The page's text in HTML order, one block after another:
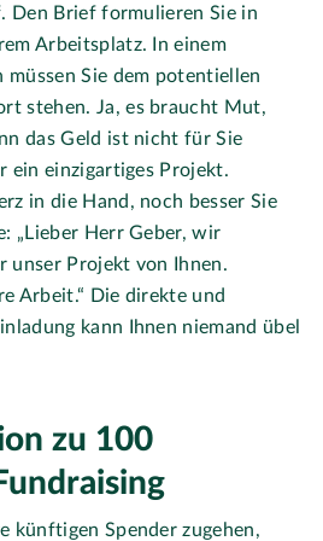
Den Brief formulieren Sie in
Arbeitsplatz. In einem
müssen Sie dem potentiellen
stehen. Ja, es braucht Mut,
das Geld ist nicht für Sie
ein einzigartiges Projekt.
in die Hand, noch besser Sie
„Lieber Herr Geber, wir
unser Projekt von Ihnen.
Arbeit.“ Die direkte und
kann Ihnen niemand übel
zu 100
künftigen Spender zugehen,